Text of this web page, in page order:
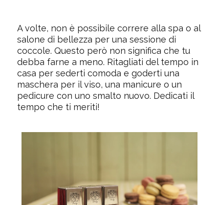
A volte, non è possibile correre alla spa o al
salone di bellezza per una sessione di
coccole. Questo però non significa che tu
debba farne a meno. Ritagliati del tempo in
casa per sederti comoda e goderti una
maschera per il viso, una manicure o un
pedicure con uno smalto nuovo. Dedicati il
tempo che ti meriti!